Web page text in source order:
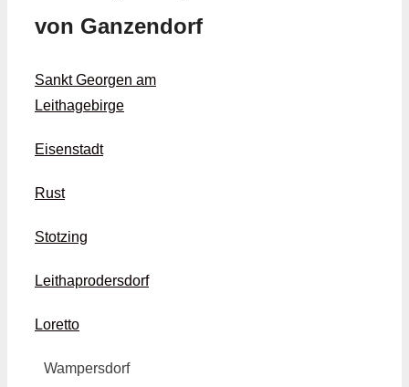
von Ganzendorf
Sankt Georgen am
Leithagebirge
Eisenstadt
Rust
Stotzing
Leithaprodersdorf
Loretto
Wampersdorf